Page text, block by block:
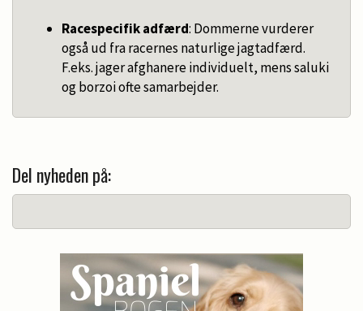
Racespecifik adfærd: Dommerne vurderer
også ud fra racernes naturlige jagtadfærd.
F.eks. jager afghanere individuelt, mens saluki
og borzoi ofte samarbejder.
Del nyheden på: